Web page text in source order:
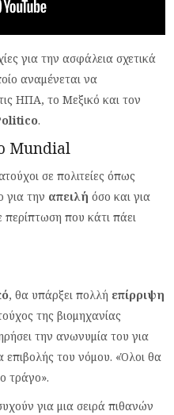
για την ασφάλεια σχετικά
αναμένεται να
ΗΠΑ, το Μεξικό και τον
.
Mundial
σε πολιτείες όπως
για την απειλήόσο και για
περίπτωση που κάτι πάει
, θα υπάρξει πολλή επίρριψη
της βιομηχανίας
την ανωνυμία του για
επιβολής του νόμου. «Όλοι θα
τράγο».
για μια σειρά πιθανών